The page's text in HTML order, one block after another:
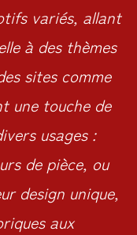
variés, allant
à des thèmes
sites comme
une touche de
usages :
de pièce, ou
design unique,
aux